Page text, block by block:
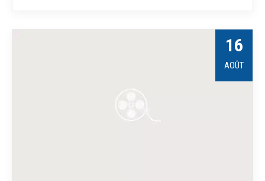
16
AOÛT